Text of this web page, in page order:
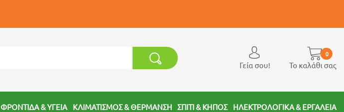
Γεία σου!
0
Το καλάθι σας
ΦΡΟΝΤΙΔΑ & ΥΓΕΙΑ ΚΛΙΜΑΤΙΣΜΟΣ & ΘΕΡΜΑΝΣΗ ΣΠΙΤΙ & ΚΗΠΟΣ ΗΛΕΚΤΡΟΛΟΓΙΚΑ & ΕΡΓΑΛΕΙΑ